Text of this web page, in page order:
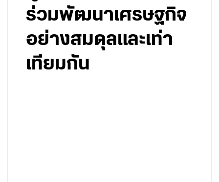
ร่วมพัฒนาเศรษฐกิจ
อย่างสมดุลและเท่า
เทียมกัน